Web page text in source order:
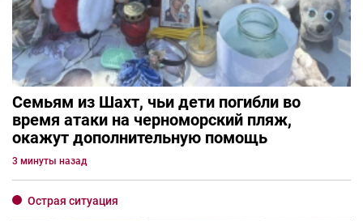
Семьям из Шахт, чьи дети погибли во
время атаки на черноморский пляж,
окажут дополнительную помощь
3 минуты назад
Острая ситуация